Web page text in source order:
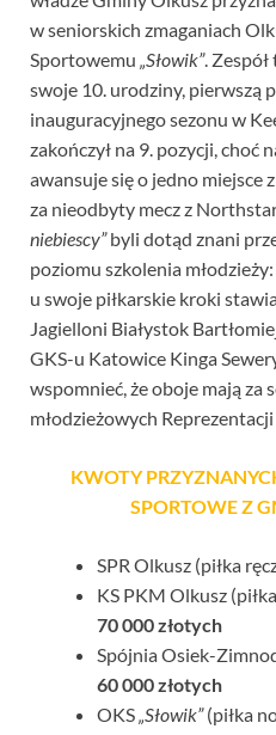
w seniorskich zmaganiach
Sportowemu „Słowik”.
swoje 10. urodziny, pierwszą
inauguracyjnego sezonu w
zakończył na 9. pozycji, choć
awansuje się o jedno miejsce
za nieodbyty mecz z
niebiescy”byli dotąd znani
poziomu szkolenia
u swoje piłkarskie kroki
Jagielloni Białystok
GKS-u Katowice Kinga
wspomnieć, że oboje mają za
młodzieżowych
KWOTY
SPORTOWE Z
SPR Olkusz (piłka
KS PKM Olkusz
70 000 złotych
Spójnia Osiek-
60 000 złotych
OKS„Słowik”(piłka